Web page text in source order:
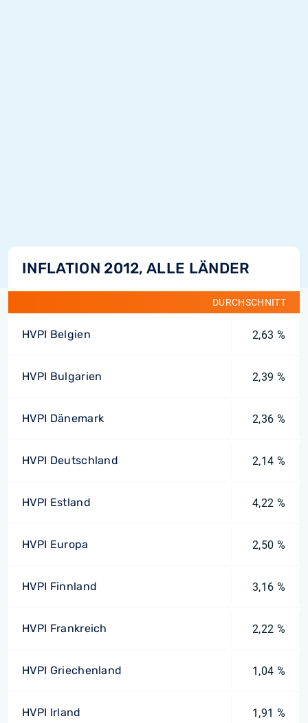
INFLATION 2012, ALLE LÄNDER
DURCHSCHNITT
HVPI Belgien 2,63 %
HVPI Bulgarien 2,39 %
HVPI Dänemark 2,36 %
HVPI Deutschland 2,14 %
HVPI Estland 4,22 %
HVPI Europa 2,50 %
HVPI Finnland 3,16 %
HVPI Frankreich 2,22 %
HVPI Griechenland 1,04 %
HVPI Irland 1,91 %